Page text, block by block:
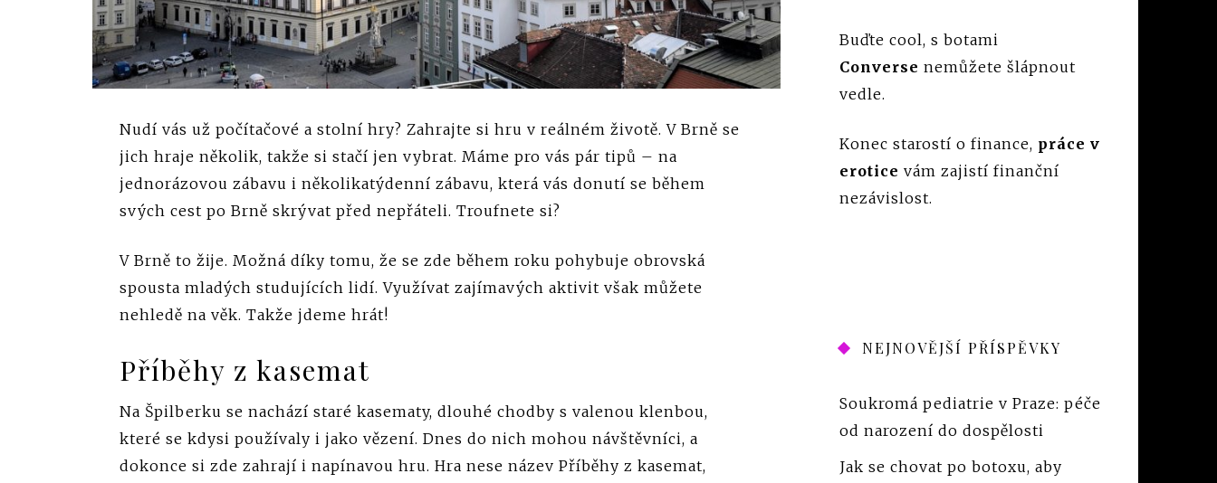
Nudí vás už počítačové a stolní hry? Zahrajte si hru v reálném životě. V Brně se
jich hraje několik, takže si stačí jen vybrat. Máme pro vás pár tipů – na
jednorázovou zábavu i několikatýdenní zábavu, která vás donutí se během
svých cest po Brně skrývat před nepřáteli. Troufnete si?
V Brně to žije. Možná díky tomu, že se zde během roku pohybuje obrovská
spousta mladých studujících lidí. Využívat zajímavých aktivit však můžete
nehledě na věk. Takže jdeme hrát!
Příběhy z kasemat
Na Špilberku se nachází staré kasematy, dlouhé chodby s valenou klenbou,
které se kdysi používaly i jako vězení. Dnes do nich mohou návštěvníci, a
dokonce si zde zahrají i napínavou hru. Hra nese název Příběhy z kasemat,
Buďte cool, s botami
Converse nemůžete šlápnout
vedle.
Konec starostí o finance, práce v
erotice vám zajistí finanční
nezávislost.
NEJNOVĚJŠÍ PŘÍSPĚVKY
Soukromá pediatrie v Praze: péče
od narození do dospělosti
Jak se chovat po botoxu, aby